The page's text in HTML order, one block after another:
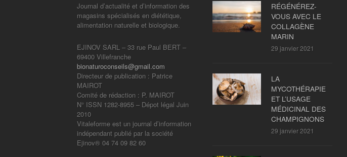
Journal d’actualité et d’information des
magasins spécialisés en diététique,
alimentation naturelle et biologique.
EJINOV SARL – 33 rue Paul BERT –
69400 Villefranche
bionaturoconseils@gmail.com
Directeur de publication : Patrice
MAIROT
Comité de rédaction : P. MAIROT
N° ISSN 1282-8955 – Dépot légal Juin
2010
Vitaleforme est un journal d’information
indépendant publié par la société
Ejinov® 04 74 09 82 60
RÉGÉNÉREZ-
VOUS AVEC LE
COLLAGÈNE
MARIN
29 janvier 2021
LA
MYCOTHÉRAPIE
ET L’USAGE
MÉDICINAL DES
CHAMPIGNONS
29 janvier 2021